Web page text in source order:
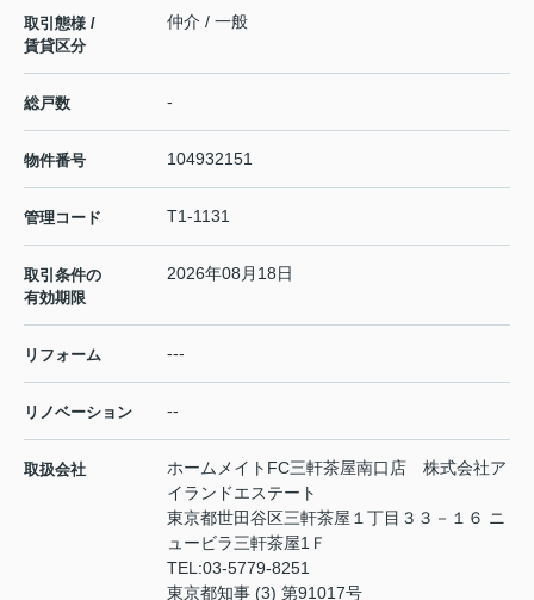
取引態様 /
賃貸区分
仲介 / 一般
総戸数 -
物件番号 104932151
管理コード T1-1131
取引条件の
有効期限
2026年08月18日
リフォーム ---
リノベーション --
取扱会社
ホームメイトFC三軒茶屋南口店 株式会社ア
イランドエステート
東京都世田谷区三軒茶屋１丁目３３－１６ ニ
ュービラ三軒茶屋1Ｆ
TEL:03-5779-8251
東京都知事 (3) 第91017号